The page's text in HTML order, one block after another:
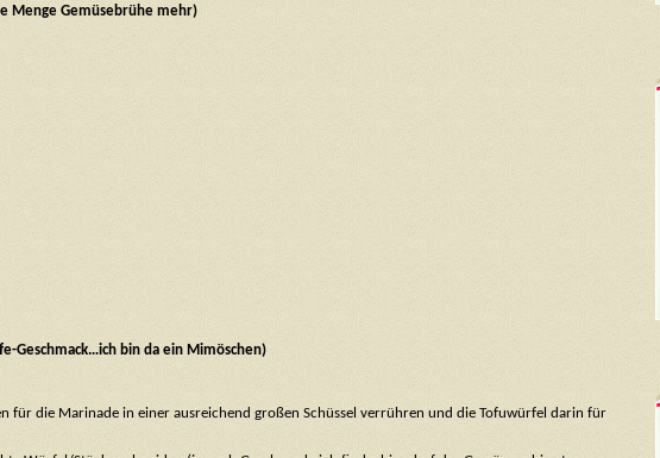
Menge Gemüsebrühe mehr)
Geschmack…ich bin da ein Mimöschen)
für die Marinade in einer ausreichend großen Schüssel verrühren und die Tofuwürfel darin für